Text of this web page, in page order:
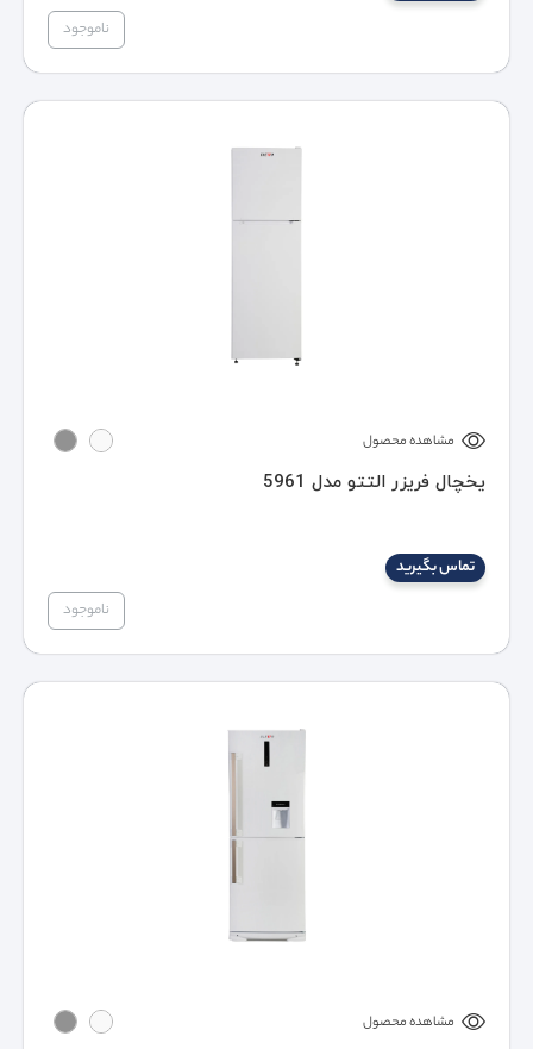
ناموجود
مشاهده محصول
یخچال فریزر التتو مدل 5961
تماس بگیرید
ناموجود
مشاهده محصول